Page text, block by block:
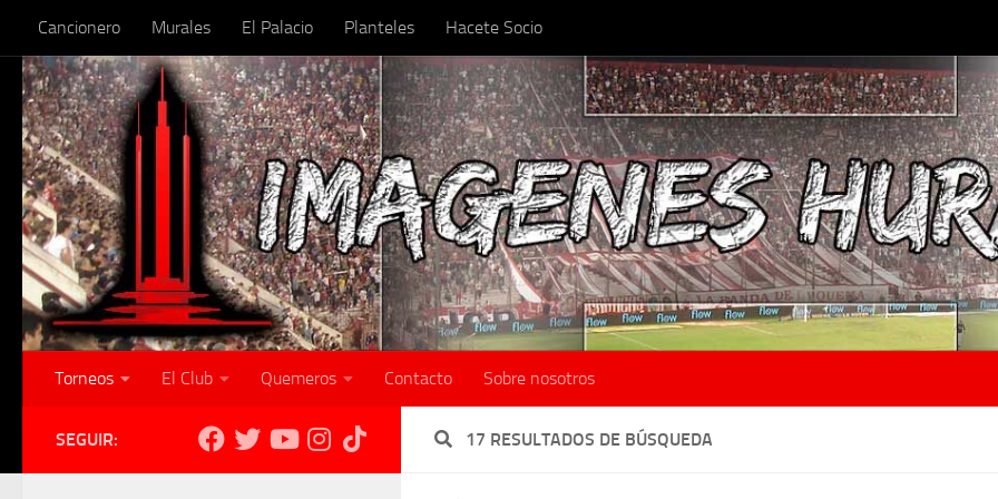
Skip to content
Cancionero Murales El Palacio Planteles Hacete Socio
Torneos El Club Quemeros Contacto Sobre nosotros
17 RESULTADOS DE BÚSQUEDA
SEGUIR: